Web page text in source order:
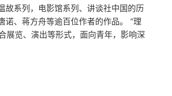
故系列，电影馆系列、讲谈社中国的历
、蒋方舟等逾百位作者的作品。 “理
展览、演出等形式，面向青年，影响深